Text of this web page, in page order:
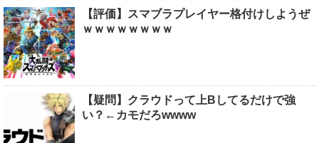
【評価】スマブラプレイヤー格付けしようぜ
ｗｗｗｗｗｗｗｗ
【疑問】クラウドって上Bしてるだけで強
い？←カモだろwwww